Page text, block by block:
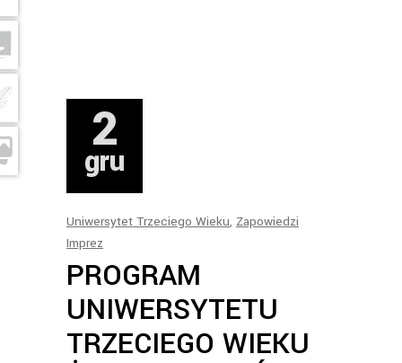
2
gru
Uniwersytet Trzeciego Wieku, Zapowiedzi
Imprez
PROGRAM
UNIWERSYTETU
TRZECIEGO WIEKU